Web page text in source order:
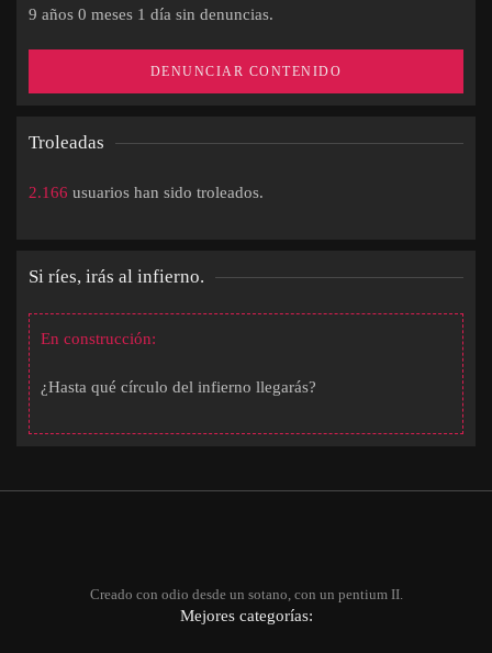
9 años 0 meses 1 día sin denuncias.
DENUNCIAR CONTENIDO
Troleadas
2.166 usuarios han sido troleados.
Si ríes, irás al infierno.
En construcción:
¿Hasta qué círculo del infierno llegarás?
Creado con odio desde un sotano, con un pentium II.
Mejores categorías: